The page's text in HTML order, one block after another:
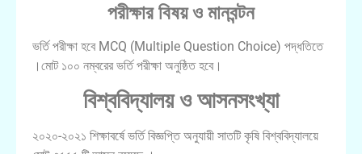
পরীক্ষার বিষয় ও মানবন্টন
ভর্তি পরীক্ষা হবে MCQ (Multiple Question Choice) পদ্ধতিতে
।মোট ১০০ নম্বরের ভর্তি পরীক্ষা অনুষ্ঠিত হবে।
বিশ্ববিদ্যালয় ও আসনসংখ্যা
২০২০-২০২১ শিক্ষাবর্ষেভর্তি বিজ্ঞপ্তি অনুযায়ী সাতটি কৃষি বিশ্ববিদ্যালয়ে